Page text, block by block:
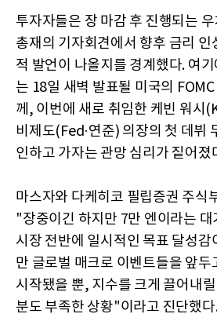
투자자들은 장 마감 후 진행되는
총재의 기자회견에서 향후 금리 인
적 발언이 나올지를 경계했다. 여
는 18일 새벽 발표될 미국의
께, 이번에 새로 취임한 케빈 워시
비제도(Fed·연준) 의장의 첫 데뷔
인하고 가자는 관망 심리가 짙어졌
마스자와 다케히코 필립증권 주식
"장중이긴 하지만 7만 엔이라는 대
시장 전반에 일시적인 목표 달성
만 글로벌 매크로 이벤트들을 앞두
시작됐을 뿐, 지수를 크게 끌어내
분도 부족한 상황"이라고 진단했다